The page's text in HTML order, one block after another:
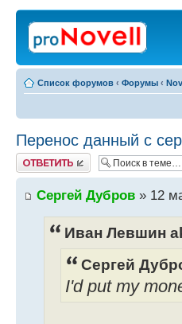
Список форумов ‹ Форумы ‹
Перенос данный с
Ответить
Сергей Дубров » 12
Иван Левшин
Сергей
I'd put my